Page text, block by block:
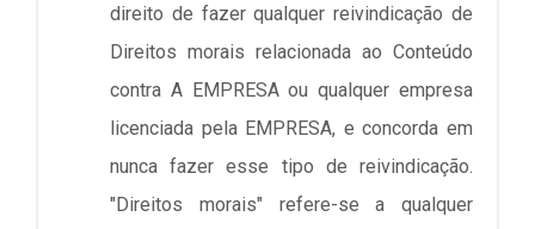
direito de fazer qualquer reivindicação de
Direitos morais relacionada ao Conteúdo
contra A EMPRESA ou qualquer empresa
licenciada pela EMPRESA, e concorda em
nunca fazer esse tipo de reivindicação.
"Direitos morais" refere-se a qualquer